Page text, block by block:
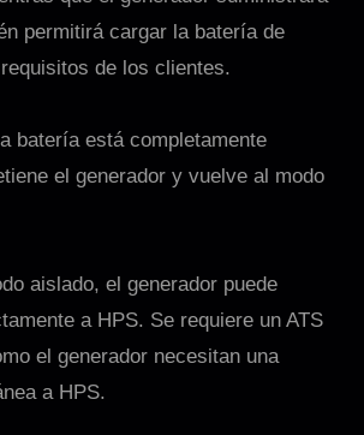
permitirá cargar la batería de
de los clientes.
batería está completamente
el generador y vuelve al modo
aislado, el generador puede
a HPS. Se requiere un ATS
el generador necesitan una
a HPS.